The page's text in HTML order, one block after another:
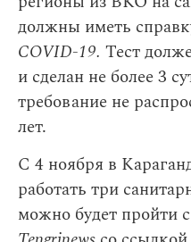
должны иметь
COVID-19. Тест
и сделан не более 3
требование не
лет.
С 4 ноября в
работать три
можно будет пройти